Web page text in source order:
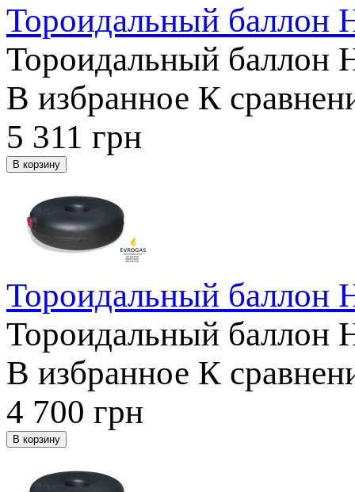
Тороидальный
Тороидальный
В избранное К
5 311 грн
Тороидальный
Тороидальный
В избранное К
4 700 грн